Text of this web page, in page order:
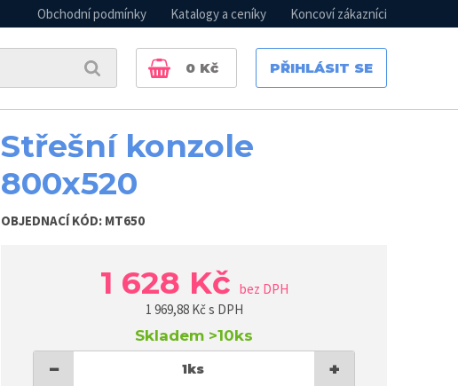
Obchodní podmínky Katalogy a ceníky Koncoví zákazníci
PŘIHLÁSIT SE
0 Kč
Střešní konzole
800x520
OBJEDNACÍ KÓD: MT650
1 628 Kč bez DPH
1 969,88Kč s DPH
Skladem >10ks
− 1ks +